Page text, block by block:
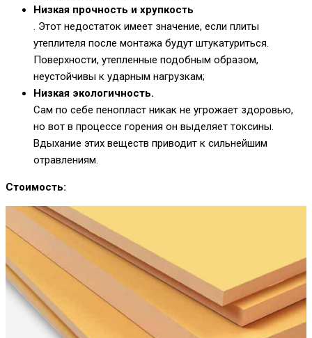
Низкая прочность и хрупкость
. Этот недостаток имеет значение, если плиты
утеплителя после монтажа будут штукатуриться.
Поверхности, утепленные подобным образом,
неустойчивы к ударным нагрузкам;
Низкая экологичность.
Сам по себе пенопласт никак не угрожает здоровью,
но вот в процессе горения он выделяет токсины.
Вдыхание этих веществ приводит к сильнейшим
отравлениям.
Стоимость: